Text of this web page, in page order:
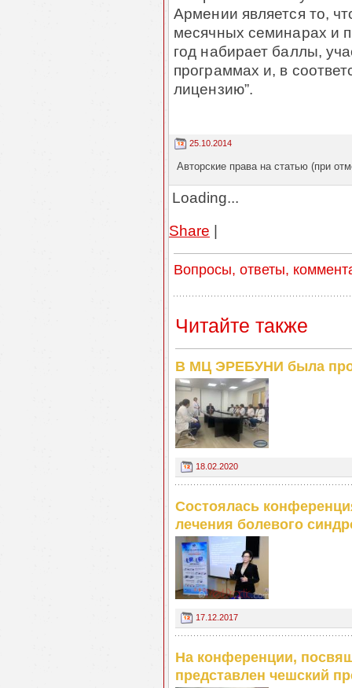
Армении является то,
месячных семинарах и
год набирает баллы,
программах и, в
лицензию”.
25.10.2014
Авторские права на статью (при
Loading...
Share |
Вопросы, ответы,
Читайте также
В МЦ ЭРЕБУНИ была
18.02.2020
Состоялась
лечения болевого
17.12.2017
На конференции,
представлен чешский